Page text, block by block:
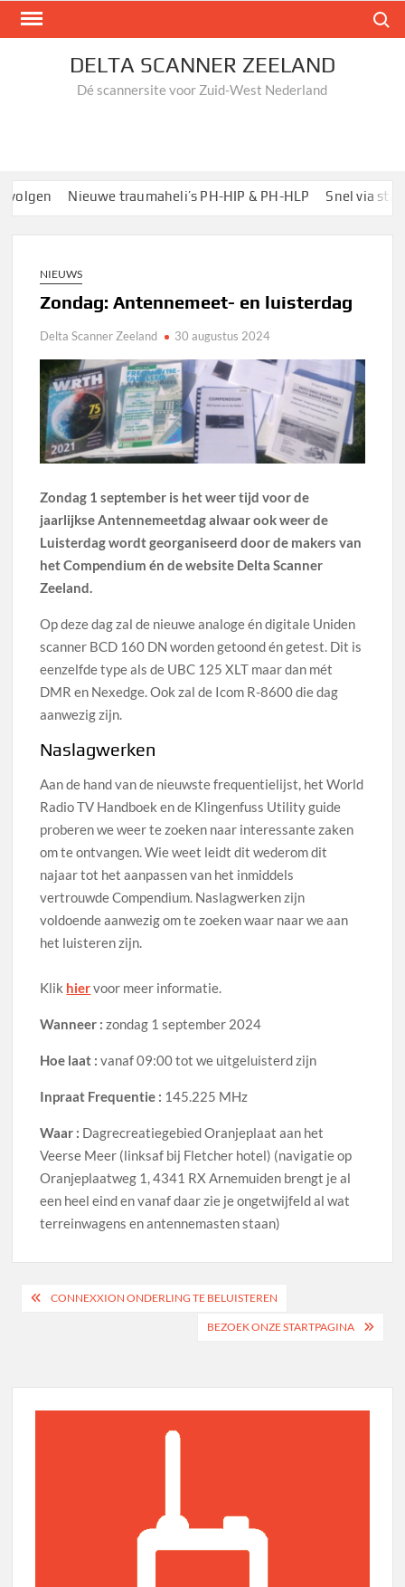
Zoek
DELTA SCANNER ZEELAND
Dé scannersite voor Zuid-West Nederland
Nieuwe traumaheli’s PH-HIP & PH-HLP Snel via
NIEUWS
Zondag: Antennemeet- en luisterdag
Delta Scanner Zeeland 30 augustus 2024
Zondag 1 september is het weer tijd voor de
jaarlijkse Antennemeetdag alwaar ook weer de
Luisterdag wordt georganiseerd door de makers van
het Compendium én de website Delta Scanner
Zeeland.
Op deze dag zal de nieuwe analoge én digitale Uniden
scanner BCD 160 DN worden getoond én getest. Dit is
eenzelfde type als de UBC 125 XLT maar dan mét
DMR en Nexedge. Ook zal de Icom R-8600 die dag
aanwezig zijn.
Naslagwerken
Aan de hand van de nieuwste frequentielijst, het World
Radio TV Handboek en de Klingenfuss Utility guide
proberen we weer te zoeken naar interessante zaken
om te ontvangen. Wie weet leidt dit wederom dit
najaar tot het aanpassen van het inmiddels
vertrouwde Compendium. Naslagwerken zijn
voldoende aanwezig om te zoeken waar naar we aan
het luisteren zijn.
Klik hiervoor meer informatie.
Wanneer : zondag 1 september 2024
Hoe laat :vanaf 09:00 tot we uitgeluisterd zijn
Inpraat Frequentie : 145.225 MHz
Waar : Dagrecreatiegebied Oranjeplaat aan het
Veerse Meer (linksaf bij Fletcher hotel) (navigatie op
Oranjeplaatweg 1, 4341 RX Arnemuiden brengt je al
een heel eind en vanaf daar zie je ongetwijfeld al wat
terreinwagens en antennemasten staan)
Bericht
CONNEXXION ONDERLING TE BELUISTEREN
BEZOEK ONZE STARTPAGINA